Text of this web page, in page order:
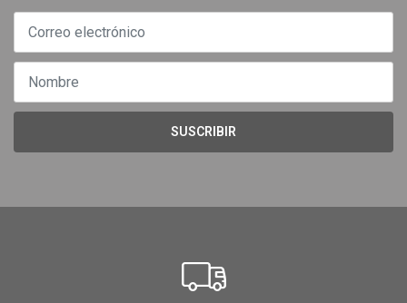
SUSCRIBIR